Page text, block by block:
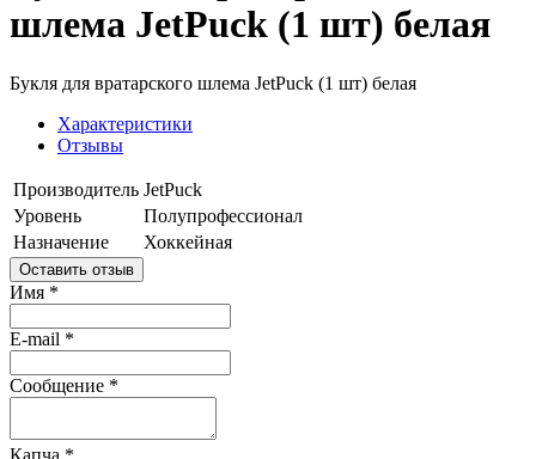
шлема JetPuck (1 шт) белая
Букля для вратарского шлема JetPuck (1 шт) белая
Характеристики
Отзывы
Производитель JetPuck
Уровень
Полупрофессионал
Назначение
Хоккейная
Оставить отзыв
Имя *
E-mail *
Сообщение *
Капча *